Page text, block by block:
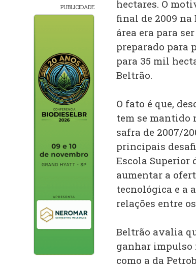
PUBLICIDADE
hectares. O
final de 2009 na
área era para
preparado para
para 35 mil
Beltrão.
O fato é que,
tem se mantido
safra de 2007/
principais
Escola Superior
aumentar a
tecnológica e a
relações entre
Beltrão avalia
ganhar impulso
como a da